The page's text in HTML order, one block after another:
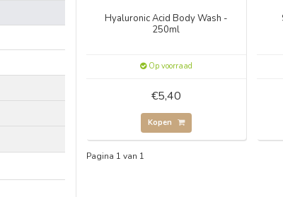
Hyaluronic Acid Body Wash -
250ml
Op voorraad
€5,40
Kopen
Pagina 1 van 1